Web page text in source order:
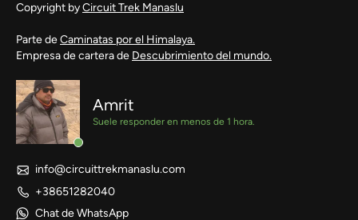
Copyright byCircuit Trek Manaslu
Parte deCaminatas por el Himalaya.
Empresa de cartera de Descubrimiento del mundo.
Amrit
Suele responder en menos de 1 hora.
info@circuittrekmanaslu.com
+38651282040
Chat de WhatsApp